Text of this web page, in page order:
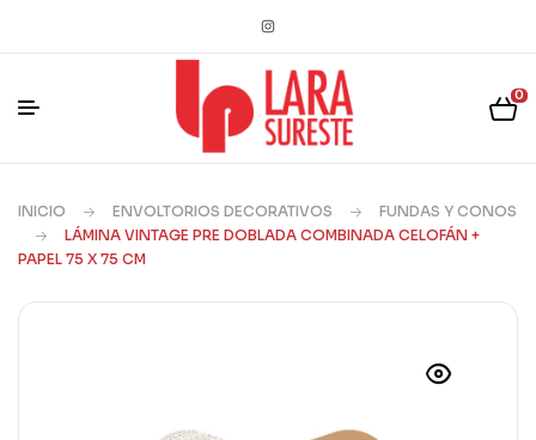
0
INICIO ENVOLTORIOS DECORATIVOS
FUNDAS Y CONOS
LÁMINA VINTAGE PRE DOBLADA COMBINADA CELOFÁN +
PAPEL 75 X 75 CM